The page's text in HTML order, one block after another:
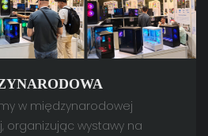
w międzynarodowej
organizując wystawy na